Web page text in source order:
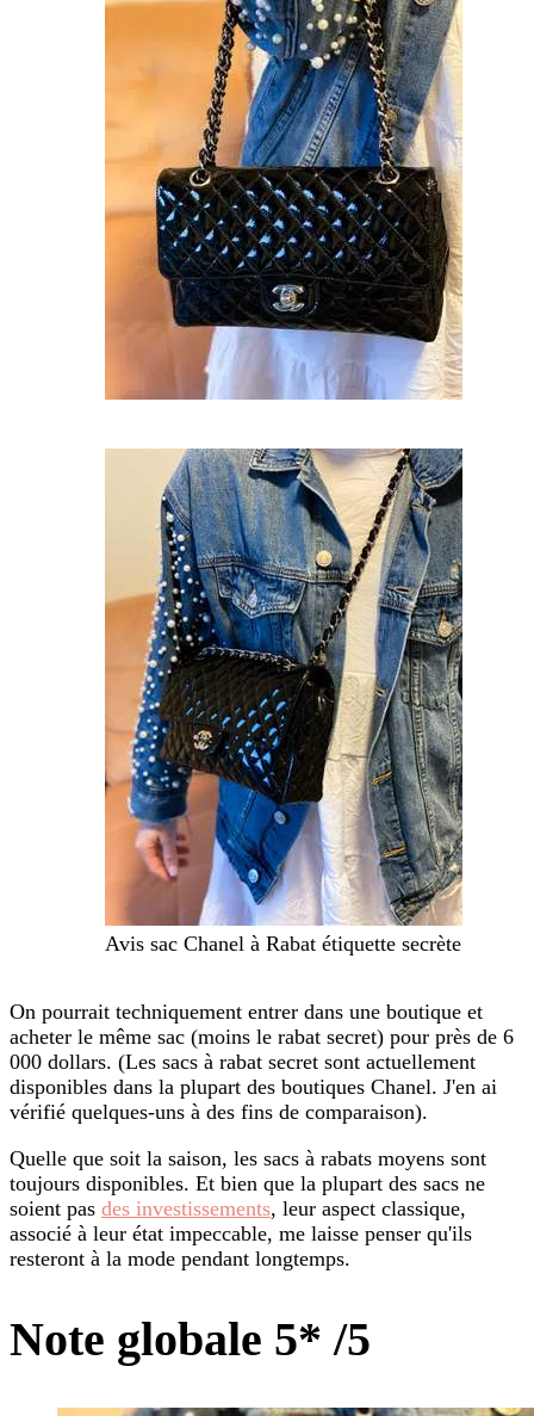
Avis sac Chanel à Rabat étiquette secrète
On pourrait techniquement entrer dans une boutique et
acheter le même sac (moins le rabat secret) pour près de 6
000 dollars. (Les sacs à rabat secret sont actuellement
disponibles dans la plupart des boutiques Chanel. J'en ai
vérifié quelques-uns à des fins de comparaison).
Quelle que soit la saison, les sacs à rabats moyens sont
toujours disponibles. Et bien que la plupart des sacs ne
soient pas des investissements, leur aspect classique,
associé à leur état impeccable, me laisse penser qu'ils
resteront à la mode pendant longtemps.
Note globale 5* /5